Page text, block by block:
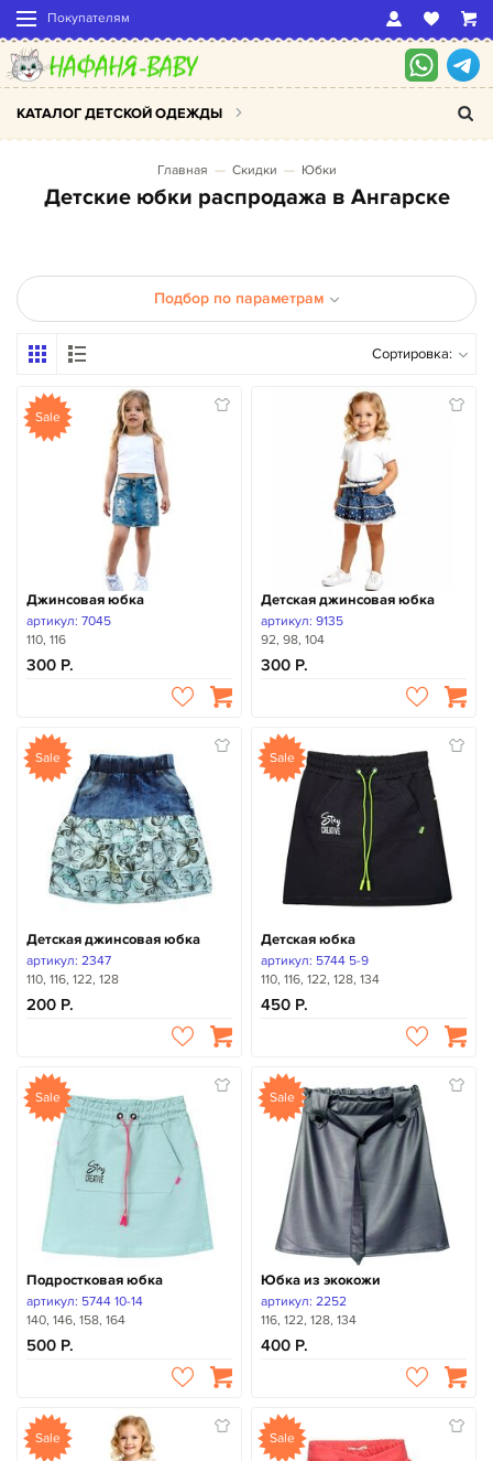
Покупателям
КАТАЛОГ ДЕТСКОЙ ОДЕЖДЫ
Главная Скидки Юбки
Детские юбки распродажа в Ангарске
Подбор по параметрам
Сортировка:
Sale
Джинсовая юбка
артикул: 7045
110, 116
300
Детская джинсовая юбка
артикул: 9135
92, 98, 104
300
Sale
Детская джинсовая юбка
артикул: 2347
110, 116, 122, 128
200
Sale
Детская юбка
артикул: 5744 5-9
110, 116, 122, 128, 134
450
Sale
Подростковая юбка
артикул: 5744 10-14
140, 146, 158, 164
500
Sale
Юбка из экокожи
артикул: 2252
116, 122, 128, 134
400
Sale Sale